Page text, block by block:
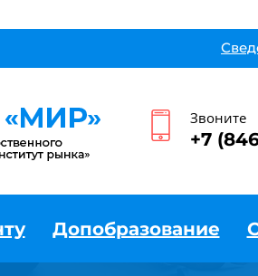
Звоните
+7
Допобразование